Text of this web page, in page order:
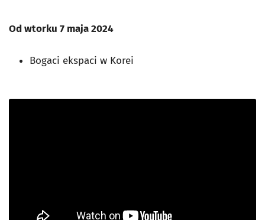
Od wtorku 7 maja 2024
Bogaci ekspaci w Korei